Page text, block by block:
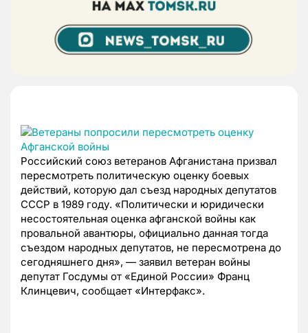
Российский союз ветеранов Афганистана призвал
пересмотреть политическую оценку боевых
действий, которую дал съезд народных депутатов
СССР в 1989 году. «Политически и юридически
несостоятельная оценка афганской войны как
провальной авантюры, официально данная тогда
съездом народных депутатов, не пересмотрена до
сегодняшнего дня», — заявил ветеран войны
депутат Госдумы от «Единой России» Франц
Клинцевич, сообщает «Интерфакс».